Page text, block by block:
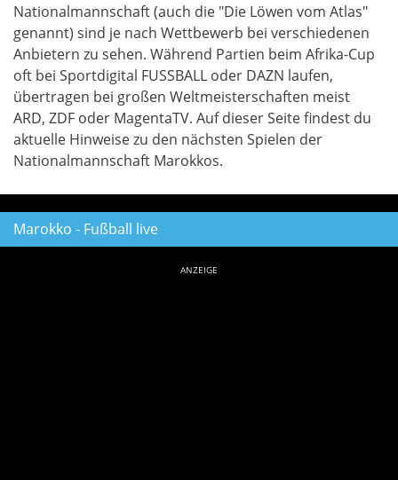
Nationalmannschaft (auch die "Die Löwen vom Atlas"
genannt) sind je nach Wettbewerb bei verschiedenen
Anbietern zu sehen. Während Partien beim Afrika-Cup
oft bei Sportdigital FUSSBALL oder DAZN laufen,
übertragen bei großen Weltmeisterschaften meist
ARD, ZDF oder MagentaTV. Auf dieser Seite findest du
aktuelle Hinweise zu den nächsten Spielen der
Nationalmannschaft Marokkos.
Marokko - Fußball live
ANZEIGE